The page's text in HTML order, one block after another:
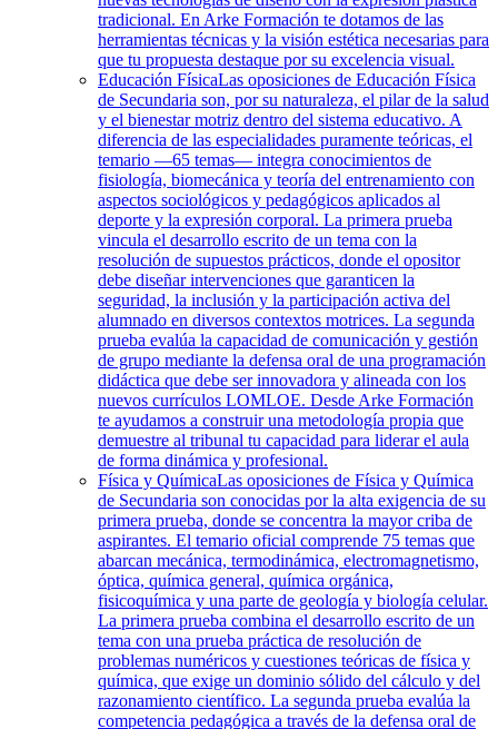
tradicional. En Arke Formación te dotamos de las
herramientas técnicas y la visión estética necesarias para
que tu propuesta destaque por su excelencia visual.
Educación FísicaLas oposiciones de Educación Física
de Secundaria son, por su naturaleza, el pilar de la salud
y el bienestar motriz dentro del sistema educativo. A
diferencia de las especialidades puramente teóricas, el
temario —65 temas— integra conocimientos de
fisiología, biomecánica y teoría del entrenamiento con
aspectos sociológicos y pedagógicos aplicados al
deporte y la expresión corporal. La primera prueba
vincula el desarrollo escrito de un tema con la
resolución de supuestos prácticos, donde el opositor
debe diseñar intervenciones que garanticen la
seguridad, la inclusión y la participación activa del
alumnado en diversos contextos motrices. La segunda
prueba evalúa la capacidad de comunicación y gestión
de grupo mediante la defensa oral de una programación
didáctica que debe ser innovadora y alineada con los
nuevos currículos LOMLOE. Desde Arke Formación
te ayudamos a construir una metodología propia que
demuestre al tribunal tu capacidad para liderar el aula
de forma dinámica y profesional.
Física y QuímicaLas oposiciones de Física y Química
de Secundaria son conocidas por la alta exigencia de su
primera prueba, donde se concentra la mayor criba de
aspirantes. El temario oficial comprende 75 temas que
abarcan mecánica, termodinámica, electromagnetismo,
óptica, química general, química orgánica,
fisicoquímica y una parte de geología y biología celular.
La primera prueba combina el desarrollo escrito de un
tema con una prueba práctica de resolución de
problemas numéricos y cuestiones teóricas de física y
química, que exige un dominio sólido del cálculo y del
razonamiento científico. La segunda prueba evalúa la
competencia pedagógica a través de la defensa oral de